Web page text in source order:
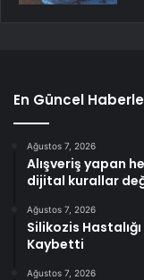
En Güncel
Ağustos 7, 2026
Alışveriş yapan
dijital kurallar
Ağustos 7, 2026
Silikozis
Kaybetti
Ağustos 7, 2026